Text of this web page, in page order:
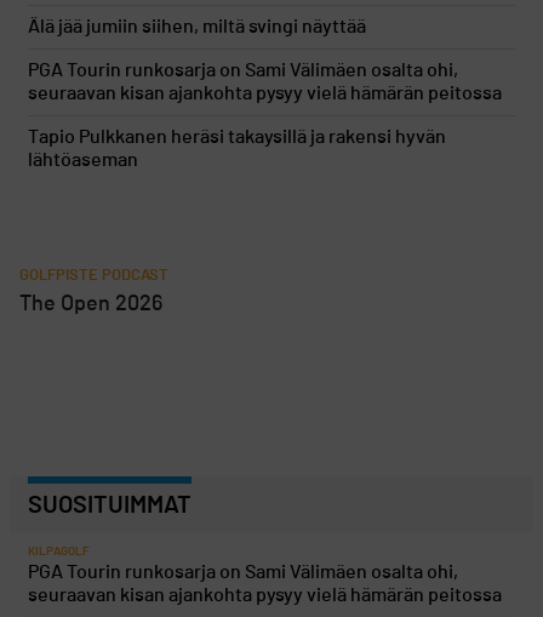
Älä jää jumiin siihen, miltä svingi näyttää
PGA Tourin runkosarja on Sami Välimäen osalta ohi,
seuraavan kisan ajankohta pysyy vielä hämärän peitossa
Tapio Pulkkanen heräsi takaysillä ja rakensi hyvän
lähtöaseman
GOLFPISTE PODCAST
The Open 2026
SUOSITUIMMAT
KILPAGOLF
PGA Tourin runkosarja on Sami Välimäen osalta ohi,
seuraavan kisan ajankohta pysyy vielä hämärän peitossa